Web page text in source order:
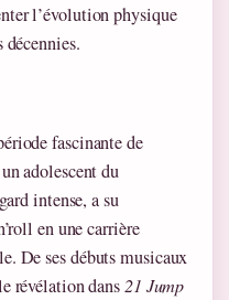
l’évolution physique
fascinante de
adolescent du
intense, a su
en une carrière
De ses débuts musicaux
révélation dans 21 Jump